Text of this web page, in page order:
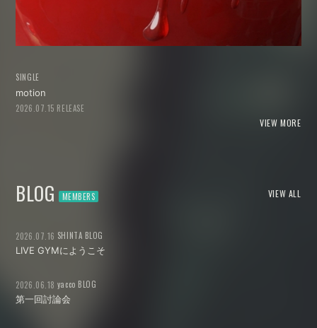
SINGLE
motion
2026.07.15 RELEASE
VIEW MORE
BLOG VIEW ALL
2026.07.16 SHINTA BLOG
LIVE GYMにようこそ
2026.06.18 yacco BLOG
第一回討論会